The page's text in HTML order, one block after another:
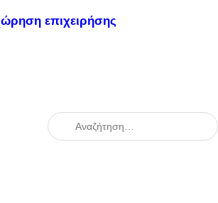
επιχειρήσης
When autocomplete results are